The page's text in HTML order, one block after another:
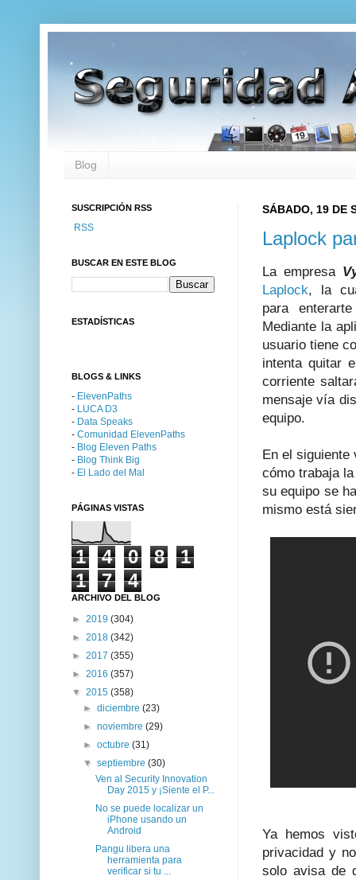
Blog
SÁBADO, 19 DE
Laplock
La empresa
Laplock, la
para
Mediante la
usuario tiene
intenta quitar
corriente
mensaje vía
equipo.
En el siguiente
cómo trabaja
su equipo se
mismo está
Ya hemos
privacidad y
solo avisa de
SUSCRIPCIÓN RSS
RSS
BUSCAR EN ESTE BLOG
ESTADÍSTICAS
BLOGS & LINKS
- ElevenPaths
- LUCA D3
- Data Speaks
- Comunidad ElevenPaths
- Blog Eleven Paths
- Blog Think Big
- El Lado del Mal
PÁGINAS VISTAS
1 4 0 8
1
1
7 4
ARCHIVO DEL BLOG
► 2019 (304)
► 2018 (342)
► 2017 (355)
► 2016 (357)
▼ 2015 (358)
►diciembre(23)
►noviembre(29)
►octubre(31)
▼septiembre(30)
Ven al Security Innovation
Day 2015 y ¡Siente el P...
No se puede localizar un
iPhone usando un
Android
Pangu libera una
herramienta para
verificar si tu ...